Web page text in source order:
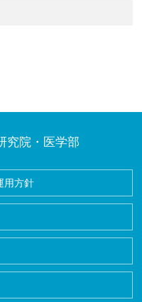
究院・医学部
用方針